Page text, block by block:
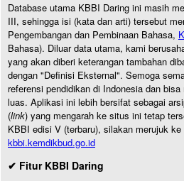
Database utama KBBI Daring ini masih
III, sehingga isi (kata dan arti) tersebut
Pengembangan dan Pembinaan Bahasa,
Bahasa). Diluar data utama, kami
yang akan diberi keterangan tambahan
dengan "Definisi Eksternal". Semoga
referensi pendidikan di Indonesia dan
luas. Aplikasi ini lebih bersifat sebagai
(link) yang mengarah ke situs ini tetap
KBBI edisi V (terbaru), silakan merujuk
kbbi.kemdikbud.go.id
✔ Fitur KBBI Daring